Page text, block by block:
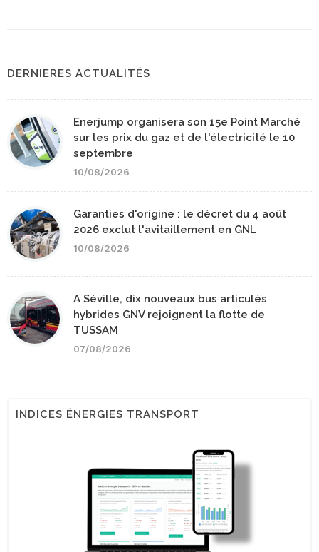
DERNIERES ACTUALITÉS
Enerjump organisera son 15e Point Marché
sur les prix du gaz et de l'électricité le 10
septembre
10/08/2026
Garanties d'origine : le décret du 4 août
2026 exclut l'avitaillement en GNL
10/08/2026
A Séville, dix nouveaux bus articulés
hybrides GNV rejoignent la flotte de
TUSSAM
07/08/2026
INDICES ÉNERGIES TRANSPORT